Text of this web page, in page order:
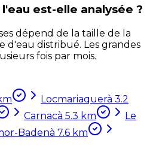
est-elle analysée ?
dépend de la taille de la
distribué. Les grandes
fois par mois.
Locmariaquerà 3.2
Carnacà 5.3 km
Le
Badenà 7.6 km